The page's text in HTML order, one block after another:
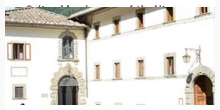
Cultural Landscapes of the Vine: un
simposio europeo, 9-11 dicembre
2021
2 Dicembre 2021
Il simposio europeo “Cultural Landscape of the
Vine” celebra i vent’anni dell’iscrizione del sito Alto
Douro Vinareiro nella lista del Patrimonio Mondiale
economica
per